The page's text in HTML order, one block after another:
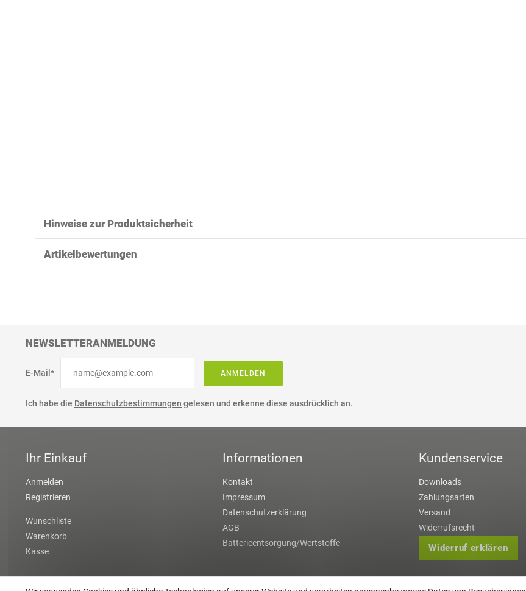
Hinweise zur Produktsicherheit
Artikelbewertungen
NEWSLETTERANMELDUNG
E-Mail* ANMELDEN
Ich habe die Datenschutzbestimmungen gelesen und erkenne diese ausdrücklich an.
Ihr Einkauf
Anmelden
Registrieren
Wunschliste
Warenkorb
Kasse
Informationen
Kontakt
Impressum
Datenschutzerklärung
AGB
Batterieentsorgung/Wertstoffe
Kundenservice
Downloads
Zahlungsarten
Versand
Widerrufsrecht
Widerruf erklären